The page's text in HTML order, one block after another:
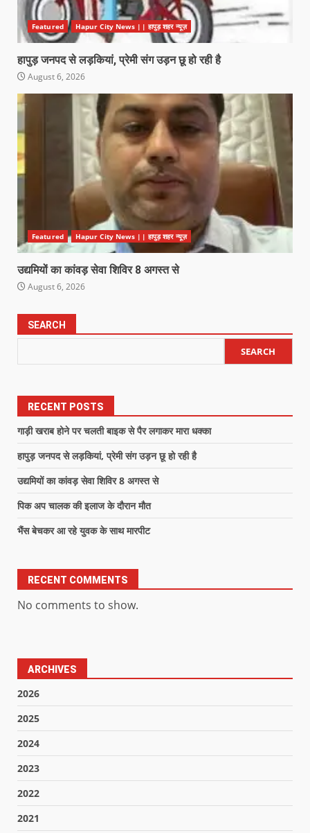
Featured Hapur City News || हापुड़ शहर न्यूज़
हापुड़ जनपद से लड़कियां, प्रेमी संग उड़न छू हो रही है
August 6, 2026
Featured Hapur City News || हापुड़ शहर न्यूज़
उद्यमियों का कांवड़ सेवा शिविर 8 अगस्त से
August 6, 2026
SEARCH
SEARCH
RECENT POSTS
गाड़ी खराब होने पर चलती बाइक से पैर लगाकर मारा धक्का
हापुड़ जनपद से लड़कियां, प्रेमी संग उड़न छू हो रही है
उद्यमियों का कांवड़ सेवा शिविर 8 अगस्त से
पिक अप चालक की इलाज के दौरान मौत
भैंस बेचकर आ रहे युवक के साथ मारपीट
RECENT COMMENTS
No comments to show.
ARCHIVES
2026
2025
2024
2023
2022
2021